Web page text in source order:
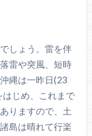
しょう。雷を伴
雷や突風、短時
縄は一昨日(23
じめ、これまで
りますので、土
島は晴れて行楽